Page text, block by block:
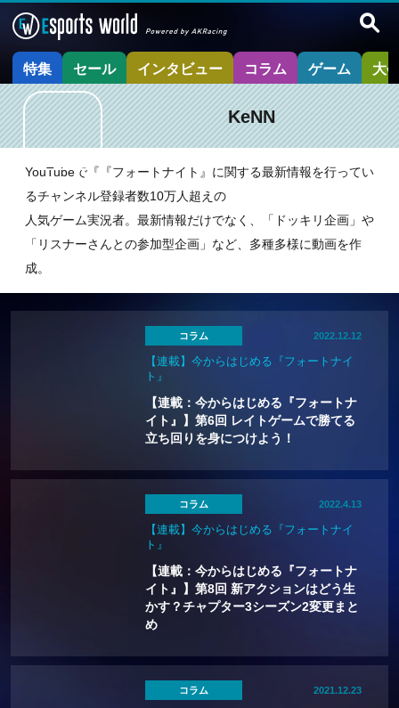
特集 セール インタビュー コラム ゲーム 大
KeNN
YouTubeで『『フォートナイト』に関する最新情報を行ってい
るチャンネル登録者数10万人超えの
人気ゲーム実況者。最新情報だけでなく、「ドッキリ企画」や
「リスナーさんとの参加型企画」など、多種多様に動画を作
成。
コラム 2022.12.12
【連載】今からはじめる『フォートナイ
ト』
【連載：今からはじめる『フォートナ
イト』】第6回 レイトゲームで勝てる
立ち回りを身につけよう！
コラム 2022.4.13
【連載】今からはじめる『フォートナイ
ト』
【連載：今からはじめる『フォートナ
イト』】第8回 新アクションはどう生
かす？チャプター3シーズン2変更まと
め
コラム 2021.12.23